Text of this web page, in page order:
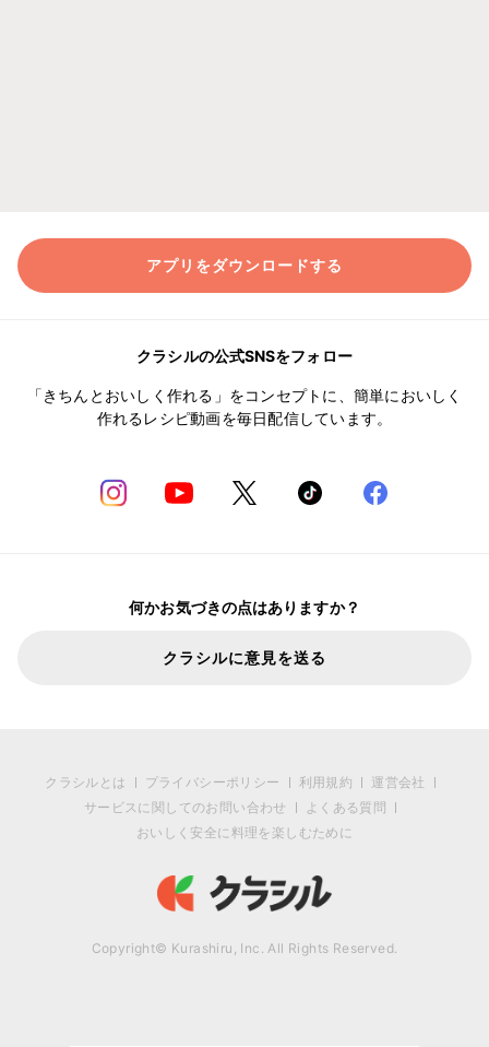
アプリをダウンロードする
クラシルの公式SNSをフォロー
「きちんとおいしく作れる」をコンセプトに、簡単においしく
作れるレシピ動画を毎日配信しています。
何かお気づきの点はありますか？
クラシルに意見を送る
クラシルとは プライバシーポリシー 利用規約
運営会社
サービスに関してのお問い合わせ
よくある質問
おいしく安全に料理を楽しむために
Copyright© Kurashiru, Inc. All Rights Reserved.